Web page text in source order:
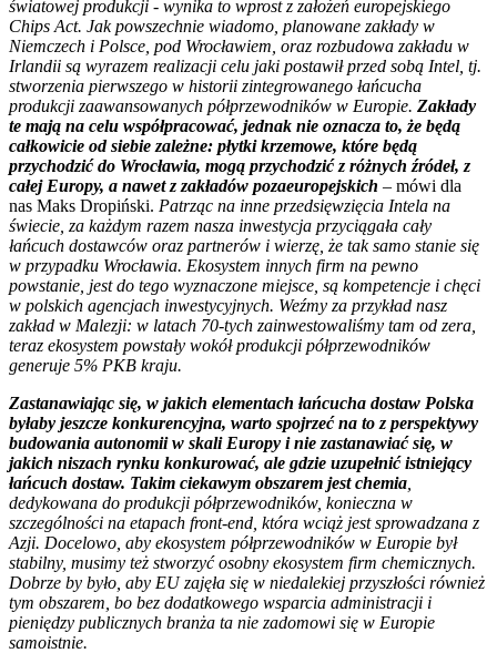
światowej produkcji - wynika to wprost z założeń europejskiego
Chips Act. Jak powszechnie wiadomo, planowane zakłady w
Niemczech i Polsce, pod Wrocławiem, oraz rozbudowa zakładu w
Irlandii są wyrazem realizacji celu jaki postawił przed sobą Intel, tj.
stworzenia pierwszego w historii zintegrowanego łańcucha
produkcji zaawansowanych półprzewodników w Europie. Zakłady
te mają na celu współpracować, jednak nie oznacza to, że będą
całkowicie od siebie zależne: płytki krzemowe, które będą
przychodzić do Wrocławia, mogą przychodzić z różnych źródeł, z
całej Europy, a nawet z zakładów pozaeuropejskich – mówi dla
nas Maks Dropiński. Patrząc na inne przedsięwzięcia Intela na
świecie, za każdym razem nasza inwestycja przyciągała cały
łańcuch dostawców oraz partnerów i wierzę, że tak samo stanie się
w przypadku Wrocławia. Ekosystem innych firm na pewno
powstanie, jest do tego wyznaczone miejsce, są kompetencje i chęci
w polskich agencjach inwestycyjnych. Weźmy za przykład nasz
zakład w Malezji: w latach 70-tych zainwestowaliśmy tam od zera,
teraz ekosystem powstały wokół produkcji półprzewodników
generuje 5% PKB kraju.
Zastanawiając się, w jakich elementach łańcucha dostaw Polska
byłaby jeszcze konkurencyjna, warto spojrzeć na to z perspektywy
budowania autonomii w skali Europy i nie zastanawiać się, w
jakich niszach rynku konkurować, ale gdzie uzupełnić istniejący
łańcuch dostaw. Takim ciekawym obszarem jest chemia
dedykowana do produkcji półprzewodników, konieczna w
szczególności na etapach front-end, która wciąż jest sprowadzana z
Azji. Docelowo, aby ekosystem półprzewodników w Europie był
stabilny, musimy też stworzyć osobny ekosystem firm chemicznych.
Dobrze by było, aby EU zajęła się w niedalekiej przyszłości również
tym obszarem, bo bez dodatkowego wsparcia administracji i
pieniędzy publicznych branża ta nie zadomowi się w Europie
samoistnie.